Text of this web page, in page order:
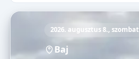
2026. augusztus 8., szombat
Baj